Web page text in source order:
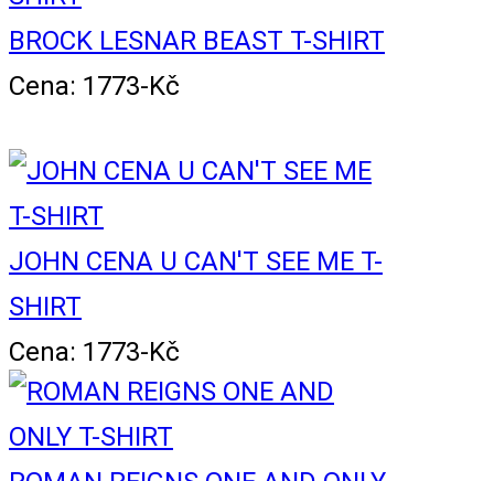
BROCK LESNAR BEAST T-SHIRT
Cena: 1773-Kč
JOHN CENA U CAN'T SEE ME T-
SHIRT
Cena: 1773-Kč